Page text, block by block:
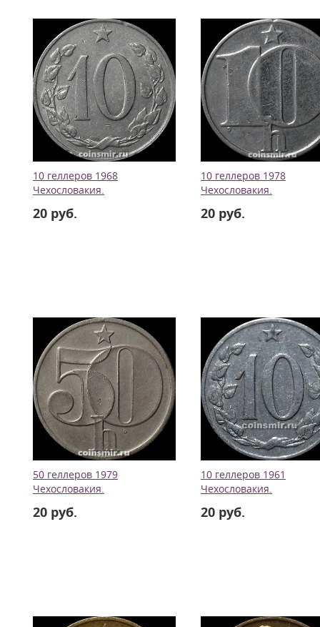
10 геллеров 1968
Чехословакия.
20 руб.
10 геллеров 1978
Чехословакия.
20 руб.
50 геллеров 1979
Чехословакия.
20 руб.
10 геллеров 1961
Чехословакия.
20 руб.